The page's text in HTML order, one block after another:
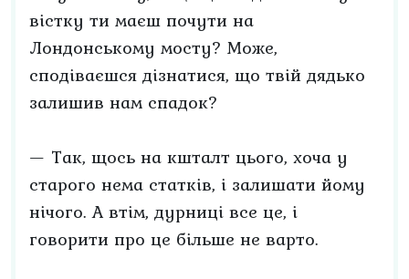
вістку ти маєш почути на
Лондонському мосту? Може,
сподіваєшся дізнатися, що твій дядько
залишив нам спадок?
— Так, щось на кшталт цього, хоча у
старого нема статків, і залишати йому
нічого. А втім, дурниці все це, і
говорити про це більше не варто.